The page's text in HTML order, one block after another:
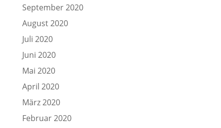
September 2020
August 2020
Juli 2020
Juni 2020
Mai 2020
April 2020
März 2020
Februar 2020